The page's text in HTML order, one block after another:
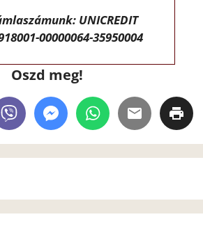
UNICREDIT
00000064-35950004
Oszd meg!